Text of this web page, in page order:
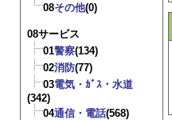
08その他(0)
08サービス
01警察(134)
02消防(77)
03電気・ｶﾞｽ・水道
(342)
04通信・電話(568)